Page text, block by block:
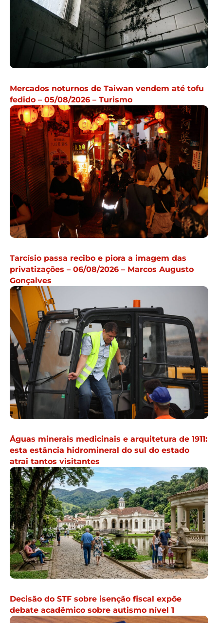
Mercados noturnos de Taiwan vendem até tofu
fedido – 05/08/2026 – Turismo
Tarcísio passa recibo e piora a imagem das
privatizações – 06/08/2026 – Marcos Augusto
Gonçalves
Águas minerais medicinais e arquitetura de 1911:
esta estância hidromineral do sul do estado
atrai tantos visitantes
Decisão do STF sobre isenção fiscal expõe
debate acadêmico sobre autismo nível 1